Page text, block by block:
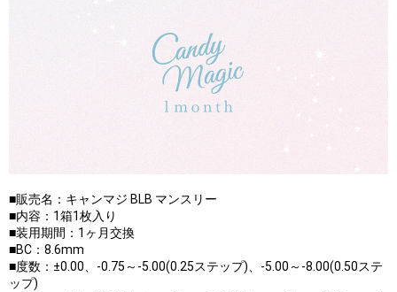
■販売名：キャンマジ BLB マンスリー
■内容：1箱1枚入り
■装用期間：1ヶ月交換
■BC：8.6mm
■度数：±0.00、-0.75～-5.00(0.25ステップ)、-5.00～-8.00(0.50ステ
ップ)